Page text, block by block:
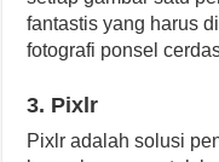
fantastis yang harus
fotografi ponsel
3. Pixlr
Pixlr adalah solusi